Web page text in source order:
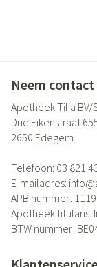
Neem
Apotheek Tilia BV/
Drie Eikenstraat
2650 Edegem
Telefoon: 03 821
E-mailadres: info@
APB nummer:
Apotheek titularis:
BTW nummer: